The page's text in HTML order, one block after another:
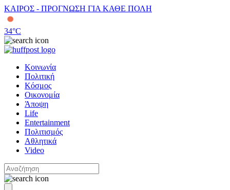
ΚΑΙΡΟΣ - ΠΡΟΓΝΩΣΗ ΓΙΑ ΚΑΘΕ ΠΟΛΗ
34°C
Κοινωνία
Πολιτική
Κόσμος
Οικονομία
Άποψη
Life
Entertainment
Πολιτισμός
Αθλητικά
Video